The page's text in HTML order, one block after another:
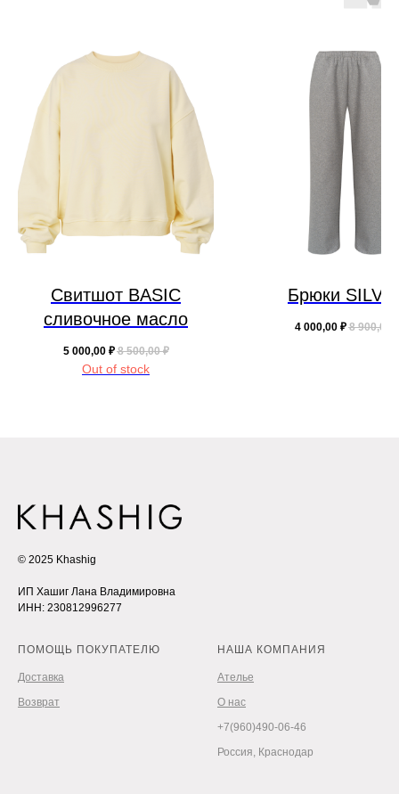
Свитшот BASIC
сливочное масло
5 000,00 ₽ 8 500,00 ₽
Out of stock
Брюки
4 000,00 ₽ 8 900,00
© 2025 Khashig
ИП Хашиг Лана Владимировна
ИНН: 230812996277
ПОМОЩЬ ПОКУПАТЕЛЮ
Доставка
Возврат
НАША КОМПАНИЯ
Ателье
О нас
+7(960)490-06-46
Россия, Краснодар